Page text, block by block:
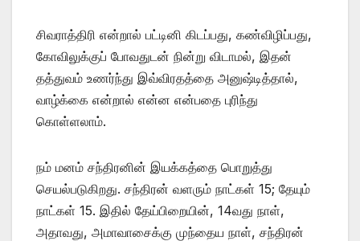
சிவராத்திரி என்றால் பட்டினி கிடப்பது, கண்விழிப்பது,
கோவிலுக்குப் போவதுடன் நின்று விடாமல், இதன்
தத்துவம் உணர்ந்து இவ்விரதத்தை அனுஷ்டித்தால்,
வாழ்க்கை என்றால் என்ன என்பதை புரிந்து
கொள்ளலாம்.
நம் மனம் சந்திரனின் இயக்கத்தை பொறுத்து
செயல்படுகிறது. சந்திரன் வளரும் நாட்கள் 15; தேயும்
நாட்கள் 15. இதில் தேய்பிறையின், 14வது நாள்,
அதாவது, அமாவாசைக்கு முந்தைய நாள், சந்திரன்